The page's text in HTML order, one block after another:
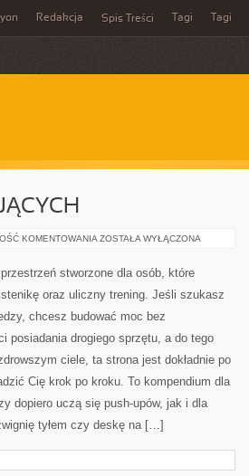
Redakcja Spis Treści Tagi Tagi
KOMENTOWANIA TRENING
ZOSTAŁA WYŁĄCZONA
stworzone dla osób, które
oraz uliczny trening. Jeśli szukasz
chcesz budować moc bez
posiadania drogiego sprzętu, a do tego
ciele, ta strona jest dokładnie po
Cię krok po kroku. To kompendium dla
dopiero uczą się push-upów, jak i dla
tyłem czy deskę na […]